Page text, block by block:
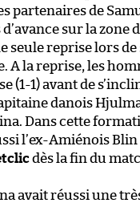
partenaires de
sur la zone
seule reprise lors
la reprise, les
(1-1) avant de
danois
Dans cette
l’ex-Amiénois
dès la fin du
avait réussi une